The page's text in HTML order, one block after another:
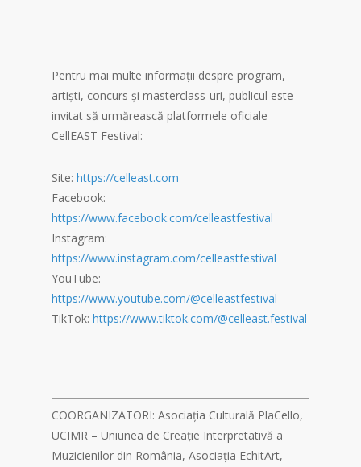
Pentru mai multe informații despre program,
artiști, concurs și masterclass-uri, publicul este
invitat să urmărească platformele oficiale
CellEAST Festival:
Site: https://celleast.com
Facebook:
https://www.facebook.com/celleastfestival
Instagram:
https://www.instagram.com/celleastfestival
YouTube:
https://www.youtube.com/@celleastfestival
TikTok: https://www.tiktok.com/@celleast.festival
COORGANIZATORI: Asociația Culturală PlaCello,
UCIMR – Uniunea de Creație Interpretativă a
Muzicienilor din România, Asociația EchitArt,